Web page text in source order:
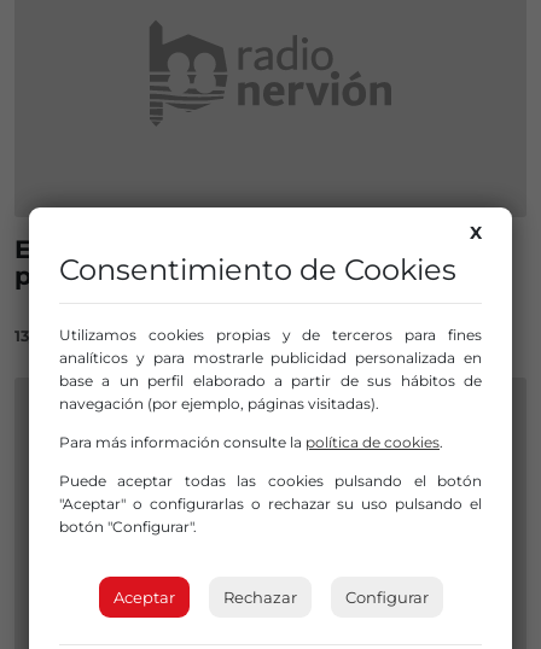
Educación abre el plazo de
prematrícula para Infantil y ESO
13/01/2021
X
Consentimiento de Cookies
Utilizamos cookies propias y de terceros para fines
analíticos y para mostrarle publicidad personalizada en
base a un perfil elaborado a partir de sus hábitos de
navegación (por ejemplo, páginas visitadas).
Para más información consulte la política de cookies.
Puede aceptar todas las cookies pulsando el botón
"Aceptar" o configurarlas o rechazar su uso pulsando el
botón "Configurar".
Aceptar Rechazar Configurar